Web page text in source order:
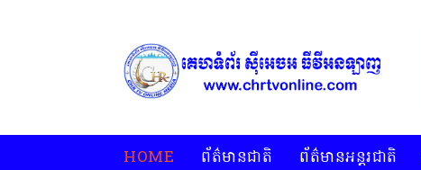
HOME ព័ត៌មានជាតិ ព័ត៌មានអន្តរជាតិ